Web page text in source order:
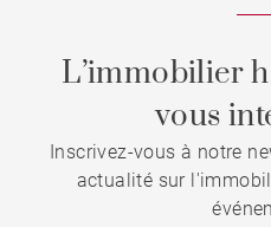
L’immobilier
vous
Inscrivez-vous à notre
actualité sur